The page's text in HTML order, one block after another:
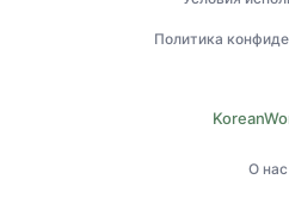
Политика
О нас